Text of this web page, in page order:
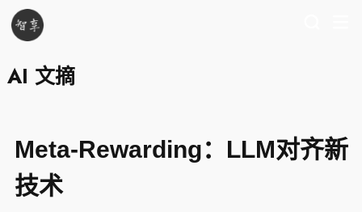
AI 文摘
Meta-Rewarding：LLM对齐新
技术